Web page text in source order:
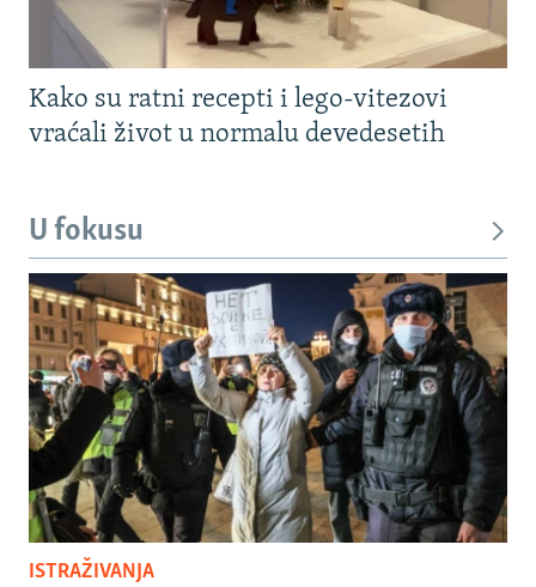
Kako su ratni recepti i lego-vitezovi
vraćali život u normalu devedesetih
U fokusu
ISTRAŽIVANJA